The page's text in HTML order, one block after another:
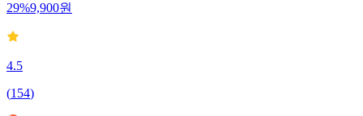
29%9,900원
4.5
(154)